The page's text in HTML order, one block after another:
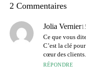
2 Commentaires
Jolia Vernier
Ce que vous
C’est la clé
cœur des clients.
RÉPONDRE